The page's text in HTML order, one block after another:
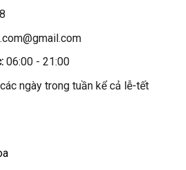
06:00 - 21:00
ngày trong tuần kể cả lễ-tết